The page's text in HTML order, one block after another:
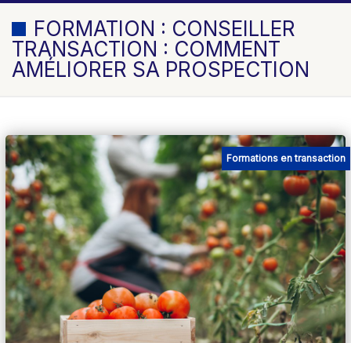
FORMATION : CONSEILLER
TRANSACTION : COMMENT
AMÉLIORER SA PROSPECTION
Formations en transaction